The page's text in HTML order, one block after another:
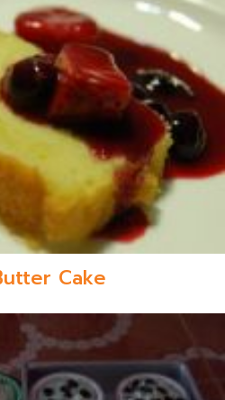
Cake